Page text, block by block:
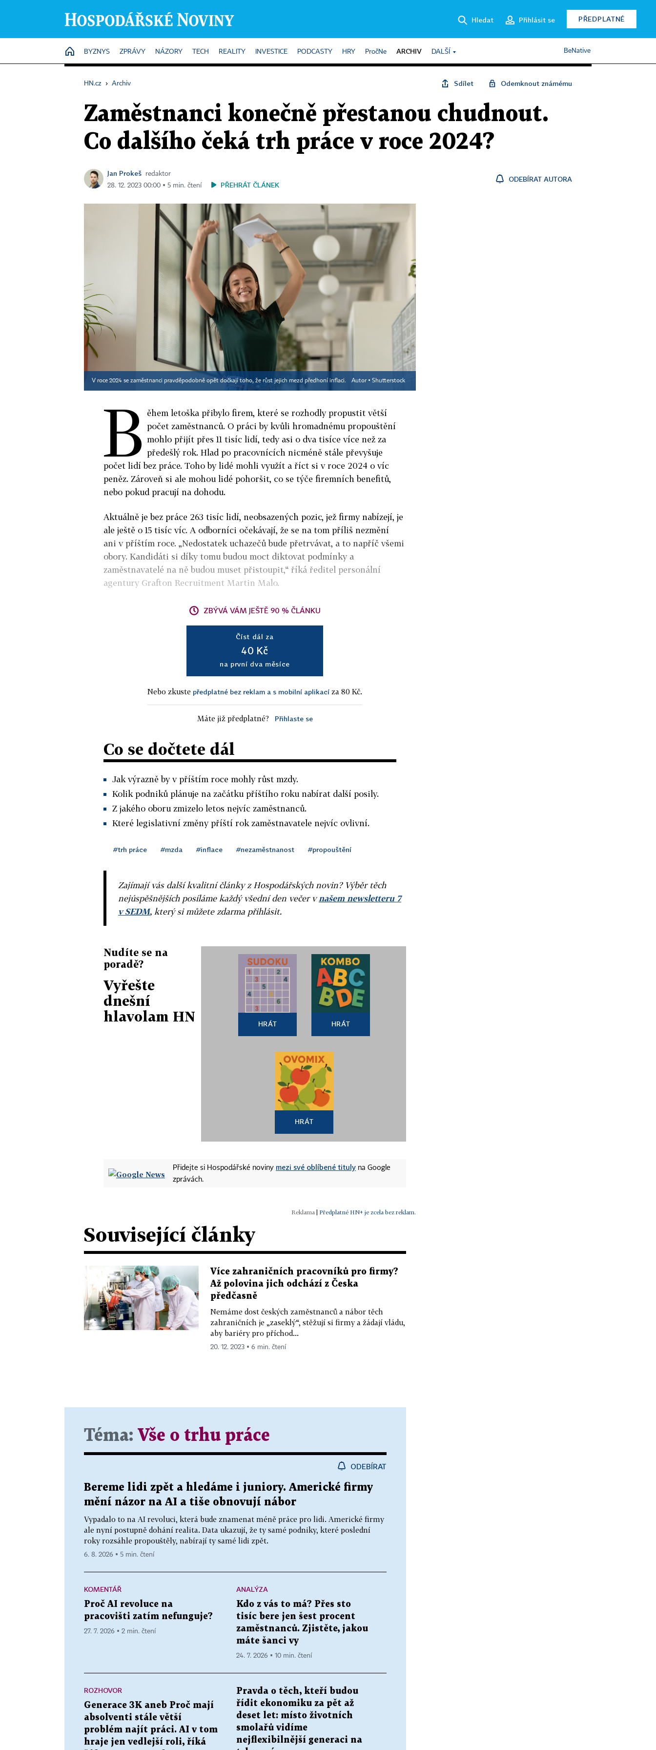
Hledat Přihlásit se PŘEDPLATNÉ
HOME
BYZNYS ZPRÁVY NÁZORY TECH REALITY INVESTICE PODCASTY HRY PročNe ARCHIV DALŠÍ BeNative
HN.cz › Archiv Sdílet Odemknout známému
Zaměstnanci konečně přestanou chudnout.
Co dalšího čeká trh práce v roce 2024?
Jan Prokeš
redaktor
28. 12. 2023 00:00 ▪ 5 min. čtení
PŘEHRÁT ČLÁNEK
ODEBÍRAT AUTORA
V roce 2024 se zaměstnanci pravděpodobně opět dočkají toho, že růst jejich mezd předhoní inflaci. Autor ▪ Shutterstock
B ěhem letoška přibylo firem, které se rozhodly propustit větší
počet zaměstnanců. O práci by kvůli hromadnému propouštění
mohlo přijít přes 11 tisíc lidí, tedy asi o dva tisíce více než za
předešlý rok. Hlad po pracovnících nicméně stále převyšuje
počet lidí bez práce. Toho by lidé mohli využít a říct si v roce 2024 o víc
peněz. Zároveň si ale mohou lidé pohoršit, co se týče firemních benefitů,
nebo pokud pracují na dohodu.
Aktuálně je bez práce 263 tisíc lidí, neobsazených pozic, jež firmy nabízejí, je
ale ještě o 15 tisíc víc. A odborníci očekávají, že se na tom příliš nezmění
ani v příštím roce. „Nedostatek uchazečů bude přetrvávat, a to napříč všemi
obory. Kandidáti si díky tomu budou moct diktovat podmínky a
zaměstnavatelé na ně budou muset přistoupit,“ říká ředitel personální
agentury Grafton Recruitment Martin Malo.
ZBÝVÁ VÁM JEŠTĚ 90 % ČLÁNKU
Číst dál za
40 Kč
na první dva měsíce
Nebo zkuste předplatné bez reklam a s mobilní aplikací za 80 Kč.
Máte již předplatné? Přihlaste se
Co se dočtete dál
Jak výrazně by v příštím roce mohly růst mzdy.
Kolik podniků plánuje na začátku příštího roku nabírat další posily.
Z jakého oboru zmizelo letos nejvíc zaměstnanců.
Které legislativní změny příští rok zaměstnavatele nejvíc ovlivní.
#trh práce #mzda #inflace #nezaměstnanost #propouštění
Zajímají vás další kvalitní články z Hospodářských novin? Výběr těch
nejúspěšnějších posíláme každý všední den večer vnašem newsletteru 7
v SEDM, který si můžete zdarma přihlásit.
Nudíte se na
poradě?
Vyřešte
dnešní
hlavolam HN
HRÁT HRÁT
HRÁT
Přidejte si Hospodářské noviny mezi své oblíbené tituly na Google
zprávách.
| Předplatné HN+ je zcela bez reklam.
Související články
Více zahraničních pracovníků pro firmy?
Až polovina jich odchází z Česka
předčasně
Nemáme dost českých zaměstnanců a nábor těch
zahraničních je „zaseklý“, stěžují si firmy a žádají vládu,
aby bariéry pro příchod...
20. 12. 2023 ▪ 6 min. čtení
Téma: Vše o trhu práce
ODEBÍRAT
Bereme lidi zpět a hledáme i juniory. Americké firmy
mění názor na AI a tiše obnovují nábor
Vypadalo to na AI revoluci, která bude znamenat méně práce pro lidi. Americké firmy
ale nyní postupně dohání realita. Data ukazují, že ty samé podniky, které poslední
roky rozsáhle propouštěly, nabírají ty samé lidi zpět.
6. 8. 2026 ▪ 5 min. čtení
KOMENTÁŘ
Proč AI revoluce na
pracovišti zatím nefunguje?
27. 7. 2026 ▪ 2 min. čtení
ANALÝZA
Kdo z vás to má? Přes sto
tisíc bere jen šest procent
zaměstnanců. Zjistěte, jakou
máte šanci vy
24. 7. 2026 ▪ 10 min. čtení
ROZHOVOR
Generace 3K aneb Proč mají
absolventi stále větší
problém najít práci. AI v tom
hraje jen vedlejší roli, říká
Pravda o těch, kteří budou
řídit ekonomiku za pět až
deset let: místo životních
smolařů vidíme
nejflexibilnější generaci na